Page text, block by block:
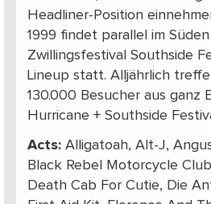
Headliner-Position
1999 findet parallel im
Zwillingsfestival Southside
Lineup statt. Alljährlich
130.000 Besucher aus ganz
Hurricane + Southside
Acts:Alligatoah, Alt-J,
Black Rebel Motorcycle
Death Cab For Cutie, Die